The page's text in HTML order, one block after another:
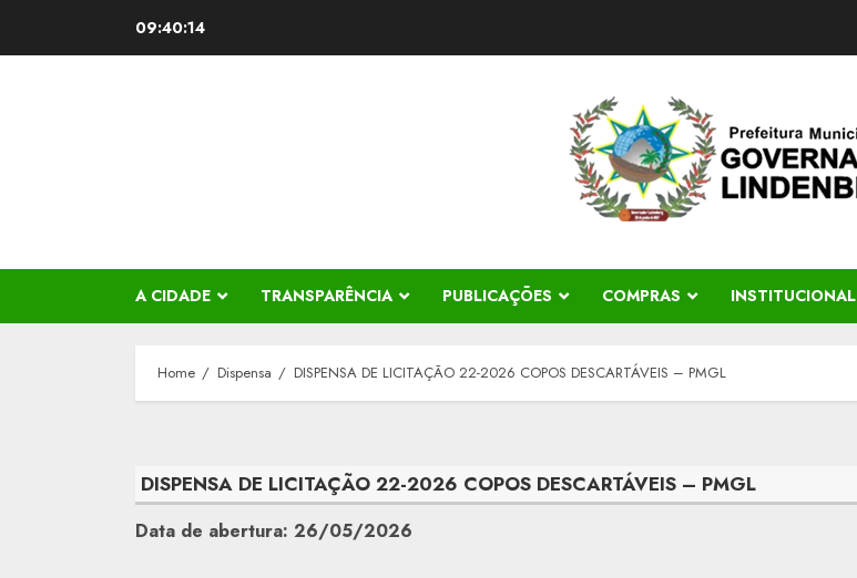
09:40:15
A CIDADE TRANSPARÊNCIA PUBLICAÇÕES COMPRAS INSTITUCIONAL
Home Dispensa DISPENSA DE LICITAÇÃO 22-2026 COPOS DESCARTÁVEIS – PMGL
DISPENSA DE LICITAÇÃO 22-2026 COPOS DESCARTÁVEIS – PMGL
Data de abertura: 26/05/2026